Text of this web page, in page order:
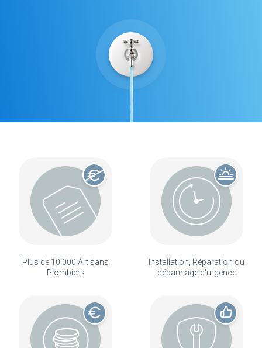
Plus de 10 000 Artisans
Plombiers
Installation, Réparation ou
dépannage d'urgence